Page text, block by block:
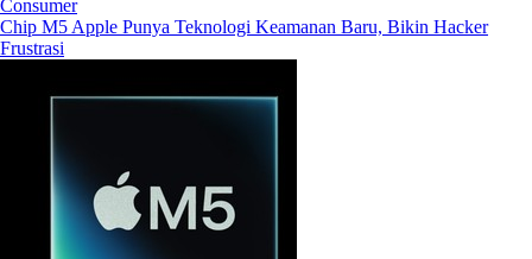
Consumer
Chip M5 Apple Punya Teknologi Keamanan Baru, Bikin Hacker
Frustrasi